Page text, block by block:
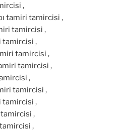
,
tamiri tamircisi ,
tamircisi ,
tamircisi ,
tamircisi ,
tamircisi ,
,
tamircisi ,
tamircisi ,
,
,